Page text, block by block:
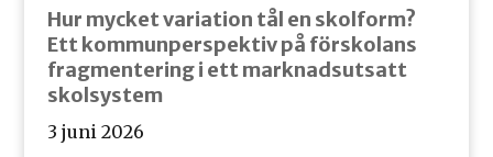
Hur mycket variation tål en skolform?
Ett kommunperspektiv på förskolans
fragmentering i ett marknadsutsatt
skolsystem
3 juni 2026